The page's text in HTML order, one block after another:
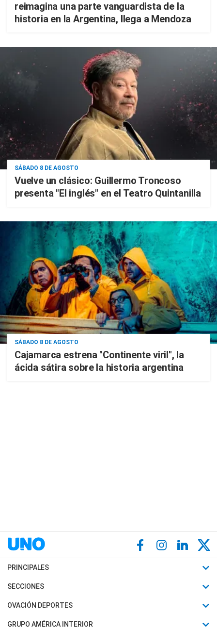
reimagina una parte vanguardista de la
historia en la Argentina, llega a Mendoza
SÁBADO 8 DE AGOSTO
Vuelve un clásico: Guillermo Troncoso
presenta "El inglés" en el Teatro Quintanilla
SÁBADO 8 DE AGOSTO
Cajamarca estrena "Continente viril", la
ácida sátira sobre la historia argentina
PRINCIPALES
Últimas Noticias
Política
SECCIONES
Horóscopo
Motores
OVACIÓN DEPORTES
Fútbol
GRUPO AMÉRICA INTERIOR